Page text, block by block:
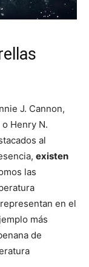
J. Cannon,
Henry N.
al
existen
las
en el
más
de